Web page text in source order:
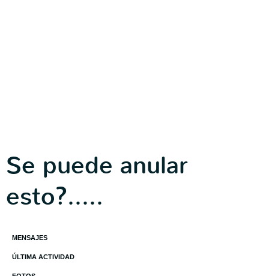
Se puede anular
esto?.....
MENSAJES
ÚLTIMA ACTIVIDAD